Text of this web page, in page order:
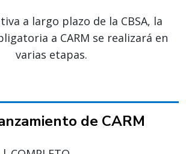
a largo plazo de la CBSA, la
a CARM se realizará en
varias etapas.
de CARM